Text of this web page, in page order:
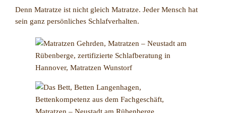
Denn Matratze ist nicht gleich Matratze. Jeder Mensch hat
sein ganz persönliches Schlafverhalten.